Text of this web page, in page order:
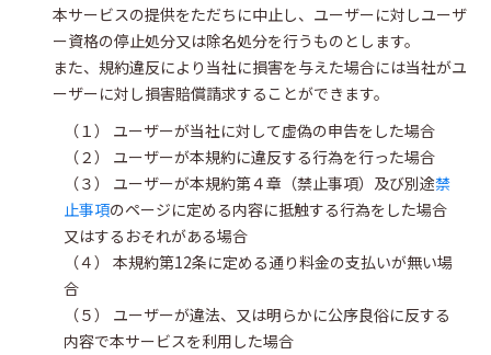
本サービスの提供をただちに中止し、ユーザーに対しユーザ
ー資格の停止処分又は除名処分を行うものとします。
また、規約違反により当社に損害を与えた場合には当社がユ
ーザーに対し損害賠償請求することができます。
（１） ユーザーが当社に対して虚偽の申告をした場合
（２） ユーザーが本規約に違反する行為を行った場合
（３） ユーザーが本規約第４章（禁止事項）及び別途禁
止事項のページに定める内容に抵触する行為をした場合
又はするおそれがある場合
（４） 本規約第12条に定める通り料金の支払いが無い場
合
（５） ユーザーが違法、又は明らかに公序良俗に反する
内容で本サービスを利用した場合